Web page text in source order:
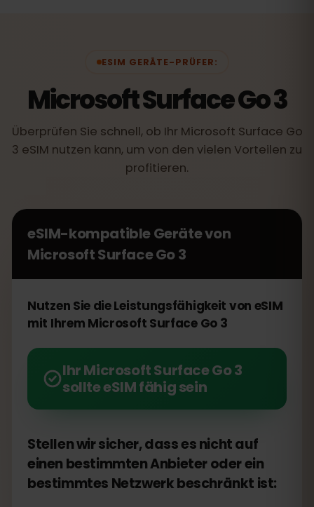
ESIM GERÄTE-PRÜFER:
Microsoft Surface Go 3
Überprüfen Sie schnell, ob Ihr Microsoft Surface Go
3 eSIM nutzen kann, um von den vielen Vorteilen zu
profitieren.
eSIM-kompatible Geräte von
Microsoft Surface Go 3
Nutzen Sie die Leistungsfähigkeit von eSIM
mit Ihrem Microsoft Surface Go 3
Ihr Microsoft Surface Go 3
sollte eSIM fähig sein
Stellen wir sicher, dass es nicht auf
einen bestimmten Anbieter oder ein
bestimmtes Netzwerk beschränkt ist: